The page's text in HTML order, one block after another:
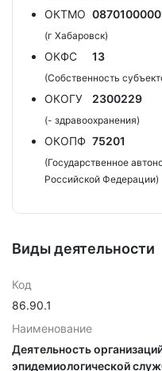
ОКТМО
(г Хабаровск)
ОКФС 13
(Собственность
ОКОГУ 2300229
(- здравоохранения)
ОКОПФ 75201
(Государственное
Российской Федерации)
Виды деятельности
Код
86.90.1
Наименование
Деятельность
эпидемиологической